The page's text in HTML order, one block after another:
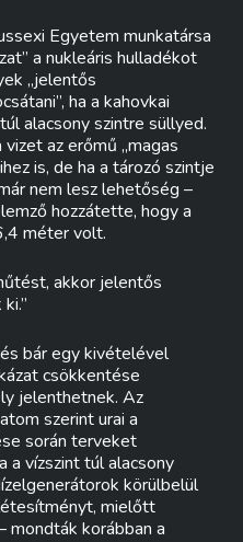
Egyetem munkatársa
a nukleáris hulladékot
„jelentős
ha a kahovkai
alacsony szintre süllyed.
az erőmű „magas
is, de ha a tározó szintje
nem lesz lehetőség –
hozzátette, hogy a
méter volt.
akkor jelentős
bár egy kivételével
csökkentése
jelenthetnek. Az
szerint urai a
során terveket
a vízszint túl alacsony
körülbelül
mielőtt
mondták korábban a